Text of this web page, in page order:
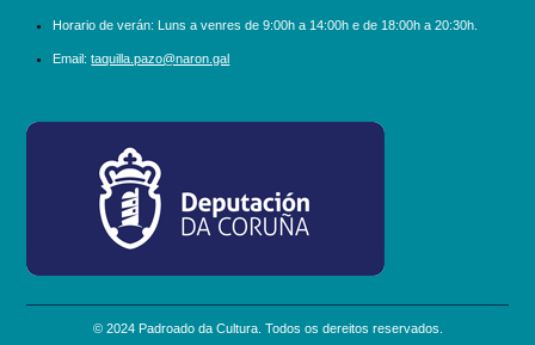
Horario de verán: Luns a venres de 9:00h a 14:00h e de 18:00h a 20:30h.
Email: taquilla.pazo@naron.gal
logo_depcoruna.png
© 2024 Padroado da Cultura. Todos os dereitos reservados.